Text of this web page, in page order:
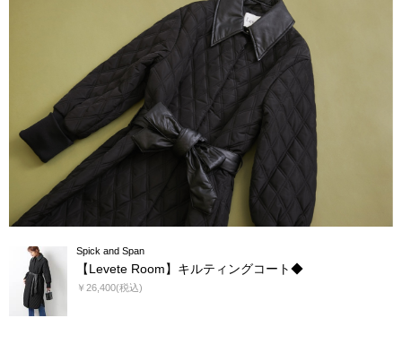
Spick and Span
【Levete Room】キルティングコート◆
￥26,400(税込)